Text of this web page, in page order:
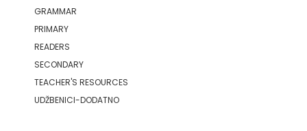
LIJEPA
LUMEN
MATICA
GRAMMAR
PRIMARY
READERS
SECONDARY
TEACHER'S RESOURCES
UDŽBENICI-DODATNO